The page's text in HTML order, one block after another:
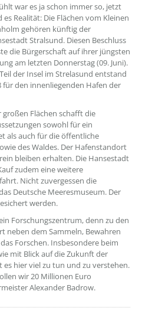
absaetzeOben[1]/titel ???
war es ja schon immer so, jetzt
es Realität: Die Flächen vom Kleinen
gehören künftig der
Stralsund. Diesen Beschluss
die Bürgerschaft auf ihrer jüngsten
am letzten Donnerstag (09. Juni).
der Insel im Strelasund entstand
den innenliegenden Hafen der
Flächen schafft die
sowohl für ein
als auch für die öffentliche
des Waldes. Der Hafenstandort
bleiben erhalten. Die Hansestadt
zudem eine weitere
Nicht zuvergessen die
Deutsche Meeresmuseum. Der
werden.
Forschungszentrum, denn zu den
neben dem Sammeln, Bewahren
Forschen. Insbesondere beim
mit Blick auf die Zukunft der
es hier viel zu tun und zu verstehen.
wir 20 Millionen Euro
Alexander Badrow.